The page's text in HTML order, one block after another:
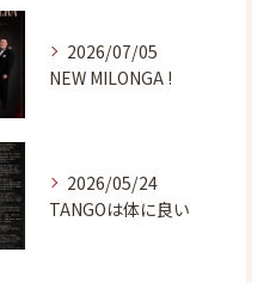
2026/07/05
NEW MILONGA !
2026/05/24
TANGOは体に良い